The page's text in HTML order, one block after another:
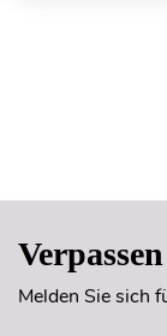
Melden Sie sich